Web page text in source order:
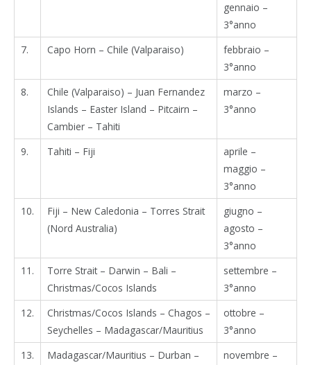
gennaio –
3°anno
7.
Capo Horn – Chile (Valparaiso)
febbraio –
3°anno
8.
Chile (Valparaiso) – Juan Fernandez
Islands – Easter Island – Pitcairn –
Cambier – Tahiti
marzo –
3°anno
9. Tahiti – Fiji
aprile –
maggio –
3°anno
10.
Fiji – New Caledonia – Torres Strait
(Nord Australia)
giugno –
agosto –
3°anno
11.
Torre Strait – Darwin – Bali –
Christmas/Cocos Islands
settembre –
3°anno
12.
Christmas/Cocos Islands – Chagos –
Seychelles – Madagascar/Mauritius
ottobre –
3°anno
13.
Madagascar/Mauritius – Durban –
novembre –